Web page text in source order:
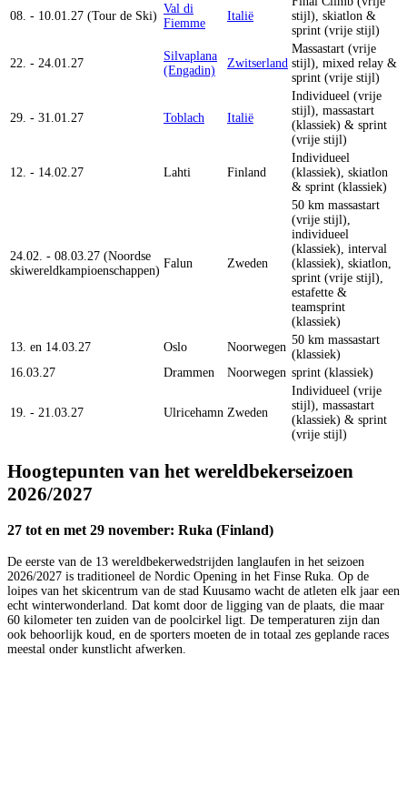
08. - 10.01.27 (Tour de Ski)
Val di
Fiemme
Italië
stijl), skiatlon &
sprint (vrije stijl)
22. - 24.01.27
Silvaplana
(Engadin)
Zwitserland
Massastart (vrije
stijl), mixed relay &
sprint (vrije stijl)
29. - 31.01.27 Toblach Italië
Individueel (vrije
stijl), massastart
(klassiek) & sprint
(vrije stijl)
12. - 14.02.27 Lahti Finland
Individueel
(klassiek), skiatlon
& sprint (klassiek)
24.02. - 08.03.27 (Noordse
skiwereldkampioenschappen)
Falun Zweden
50 km massastart
(vrije stijl),
individueel
(klassiek), interval
(klassiek), skiatlon,
sprint (vrije stijl),
estafette &
teamsprint
(klassiek)
13. en 14.03.27
Oslo Noorwegen
50 km massastart
(klassiek)
16.03.27
Drammen Noorwegen sprint (klassiek)
19. - 21.03.27 Ulricehamn Zweden
Individueel (vrije
stijl), massastart
(klassiek) & sprint
(vrije stijl)
Hoogtepunten van het wereldbekerseizoen
2026/2027
27 tot en met 29 november: Ruka (Finland)
De eerste van de 13 wereldbekerwedstrijden langlaufen in het seizoen
2026/2027 is traditioneel de Nordic Opening in het Finse Ruka. Op de
loipes van het skicentrum van de stad Kuusamo wacht de atleten elk jaar een
echt winterwonderland. Dat komt door de ligging van de plaats, die maar
60 kilometer ten zuiden van de poolcirkel ligt. De temperaturen zijn dan
ook behoorlijk koud, en de sporters moeten de in totaal zes geplande races
meestal onder kunstlicht afwerken.